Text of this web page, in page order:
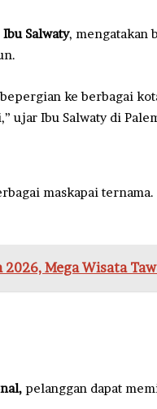
Salwaty, mengatakan
ke berbagai
ujar Ibu Salwaty di
maskapai
2026, Mega Wisata
pelanggan dapat